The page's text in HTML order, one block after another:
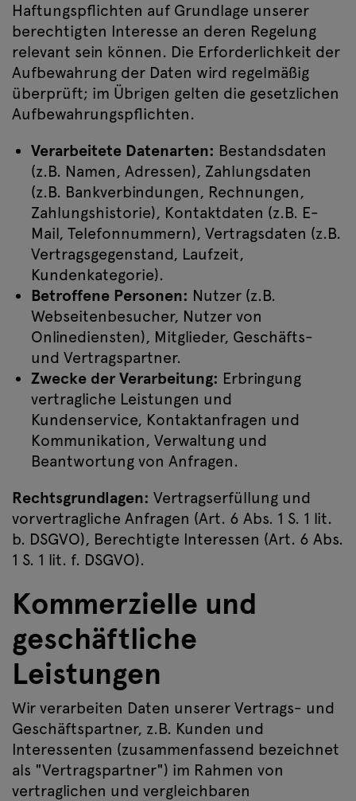
Haftungspflichten auf Grundlage unserer
berechtigten Interesse an deren Regelung
relevant sein können. Die Erforderlichkeit der
Aufbewahrung der Daten wird regelmäßig
überprüft; im Übrigen gelten die gesetzlichen
Aufbewahrungspflichten.
Verarbeitete Datenarten: Bestandsdaten
(z.B. Namen, Adressen), Zahlungsdaten
(z.B. Bankverbindungen, Rechnungen,
Zahlungshistorie), Kontaktdaten (z.B. E-
Mail, Telefonnummern), Vertragsdaten (z.B.
Vertragsgegenstand, Laufzeit,
Kundenkategorie).
Betroffene Personen: Nutzer (z.B.
Webseitenbesucher, Nutzer von
Onlinediensten), Mitglieder, Geschäfts-
und Vertragspartner.
Zwecke der Verarbeitung: Erbringung
vertragliche Leistungen und
Kundenservice, Kontaktanfragen und
Kommunikation, Verwaltung und
Beantwortung von Anfragen.
Rechtsgrundlagen: Vertragserfüllung und
vorvertragliche Anfragen (Art. 6 Abs. 1 S. 1 lit.
b. DSGVO), Berechtigte Interessen (Art. 6 Abs.
1 S. 1 lit. f. DSGVO).
Kommerzielle und
geschäftliche
Leistungen
Wir verarbeiten Daten unserer Vertrags- und
Geschäftspartner, z.B. Kunden und
Interessenten (zusammenfassend bezeichnet
als "Vertragspartner") im Rahmen von
vertraglichen und vergleichbaren